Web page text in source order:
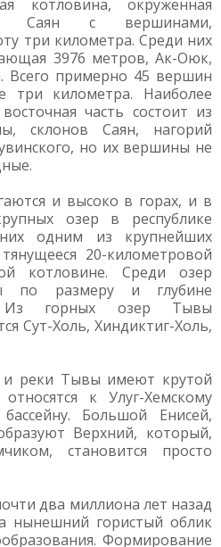
котловина, окруженная
Саян с вершинами,
три километра. Среди них
3976 метров, Ак-Оюк,
Всего примерно 45 вершин
километра. Наиболее
часть состоит из
склонов Саян, нагорий
но их вершины не
и высоко в горах, и в
озер в республике
одним из крупнейших
20-километровой
котловине. Среди озер
по размеру и глубине
Из горных озер Тывы
Сут-Холь, Хиндиктиг-Холь,
и реки Тывы имеют крутой
к Улуг-Хемскому
бассейну. Большой Енисей,
Верхний, который,
становится просто
два миллиона лет назад
нынешний гористый облик
Формирование